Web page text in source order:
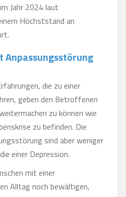
Jahr 2024 laut
Höchststand an
Anpassungsstörung
die zu einer
geben den Betroffenen
zu können wie
zu befinden. Die
sind aber weniger
einer Depression.
mit einer
Alltag noch bewältigen,